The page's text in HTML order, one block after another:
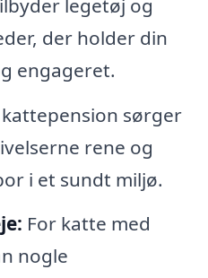
legetøj og
der holder din
engageret.
kattepension sørger
rene og
i et sundt miljø.
For katte med
nogle